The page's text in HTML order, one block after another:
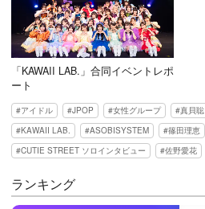
「KAWAII LAB.」合同イベントレポ
ート
アイドル JPOP 女性グループ 真貝聡
KAWAII LAB.
ASOBISYSTEM
篠田理恵
CUTIE STREET ソロインタビュー
佐野愛花
ランキング